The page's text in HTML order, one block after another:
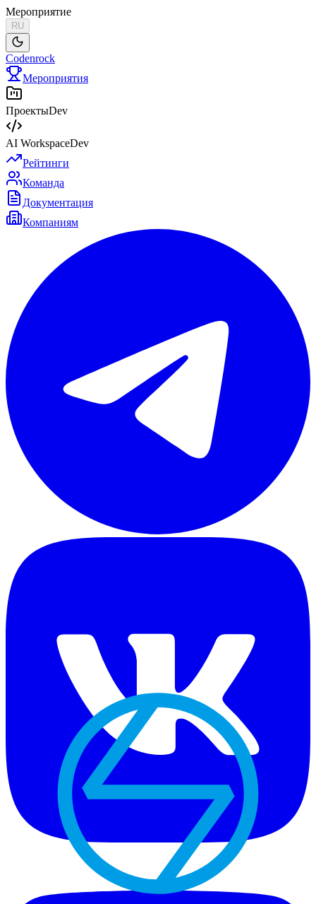
Мероприятие
RU
Codenrock
Мероприятия
ПроектыDev
AI WorkspaceDev
Рейтинги
Команда
Документация
Компаниям